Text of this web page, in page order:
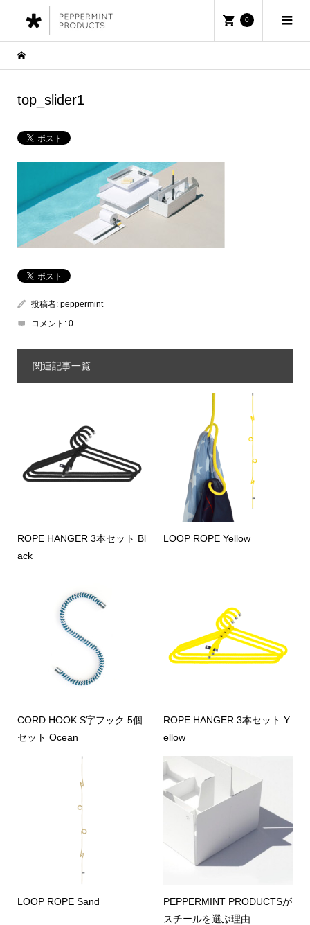
0
top_slider1
投稿者: peppermint
コメント: 0
関連記事一覧
ROPE HANGER 3本セット Bl
ack
LOOP ROPE Yellow
CORD HOOK S字フック 5個
セット Ocean
ROPE HANGER 3本セット Y
ellow
LOOP ROPE Sand
PEPPERMINT PRODUCTSが
スチールを選ぶ理由